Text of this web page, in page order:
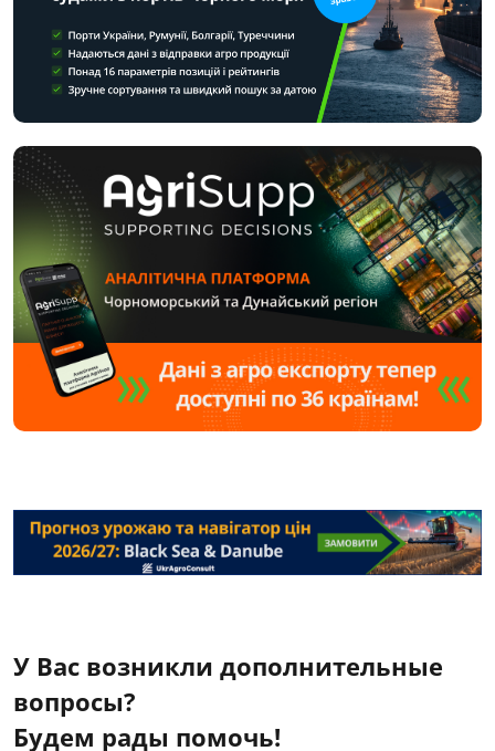
У Вас возникли дополнительные
вопросы?
Будем рады помочь!